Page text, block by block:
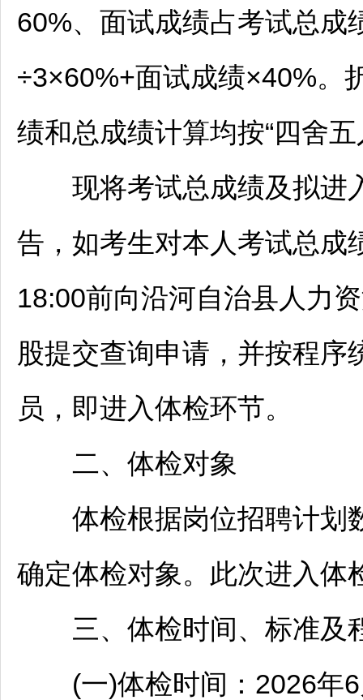
60%、面试成绩占考试总成
÷3×60%+面试成绩×40%。
绩和总成绩计算均按“四舍
现将考试总成绩及拟进
告，如考生对本人考试总成
18:00前向沿河自治县人力
股提交查询申请，并按程序
员，即进入体检环节。
二、体检对象
体检根据岗位招聘计划
确定体检对象。此次进入体
三、体检时间、标准及
(一)体检时间：2026年6